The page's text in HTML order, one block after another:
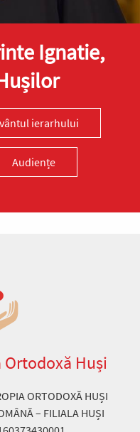
Ignatie,
ierarhului
Audiențe
Huși
ORTODOXĂ HUȘI
– FILIALA HUȘI